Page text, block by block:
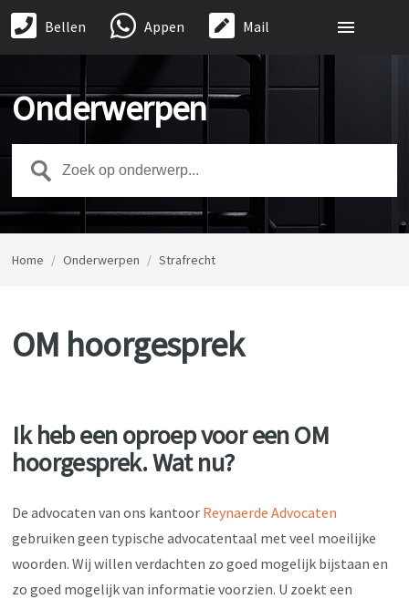
Bellen Appen Mail
Onderwerpen
Home / Onderwerpen / Strafrecht
OM hoorgesprek
Ik heb een oproep voor een OM
hoorgesprek. Wat nu?
De advocaten van ons kantoor Reynaerde Advocaten
gebruiken geen typische advocatentaal met veel moeilijke
woorden. Wij willen verdachten zo goed mogelijk bijstaan en
zo goed mogelijk van informatie voorzien. U zoekt een